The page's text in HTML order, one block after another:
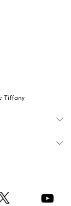
Tiffany